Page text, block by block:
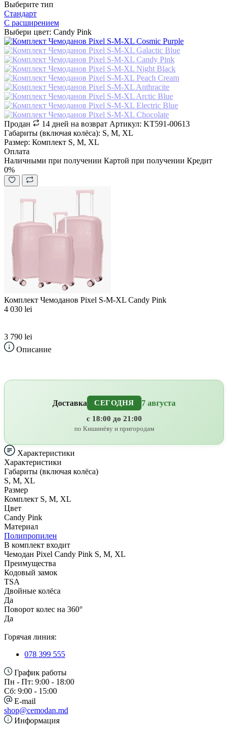
Выберите тип
Стандарт
С расширением
Выбери цвет: Candy Pink
Продан 14 дней на возврат Артикул: KT591-00613
Габариты (включая колёса): S, M, XL
Размер: Комплект S, M, XL
Оплата
Наличными при получении Картой при получении Кредит
0%
Комплект Чемоданов Pixel S-M-XL Candy Pink
4 030 lei
3 790 lei
Описание
Доставка СЕГОДНЯ 7 августа
с 18:00 до 21:00
по Кишинёву и пригородам
Характеристики
Характеристики
Габариты (включая колёса)
S, M, XL
Размер
Комплект S, M, XL
Цвет
Candy Pink
Материал
Полипропилен
В комплект входит
Чемодан Pixel Candy Pink S, M, XL
Преимущества
Кодовый замок
TSA
Двойные колёса
Да
Поворот колес на 360°
Да
Горячая линия:
078 399 555
График работы
Пн - Пт: 9:00 - 18:00
Сб: 9:00 - 15:00
E-mail
shop@cemodan.md
Информация